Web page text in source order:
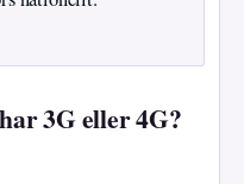
3G eller 4G?